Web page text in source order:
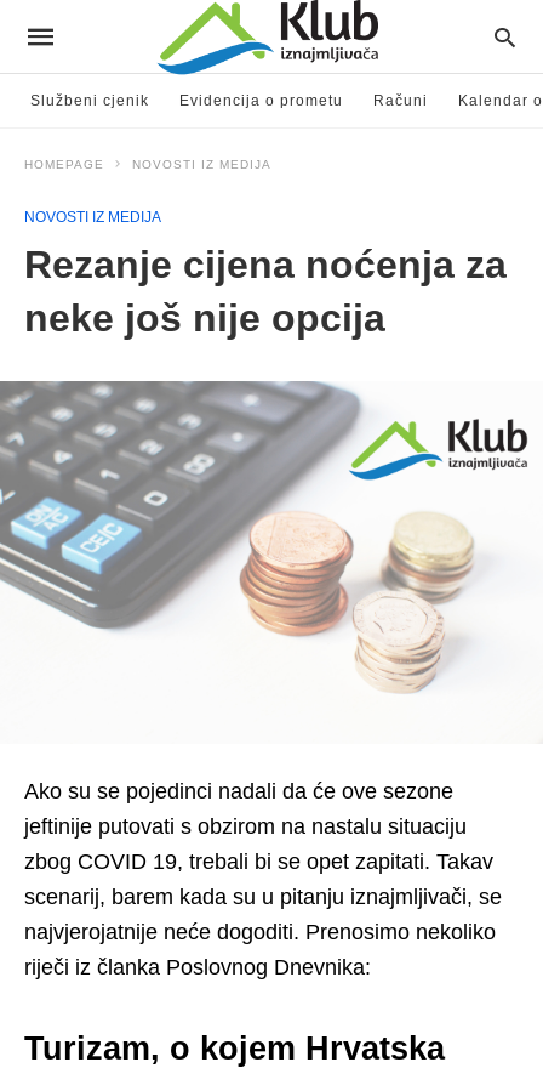
Službeni cjenik Evidencija o prometu Računi Kalendar
HOMEPAGE NOVOSTI IZ MEDIJA
NOVOSTI IZ MEDIJA
Rezanje cijena noćenja za
neke još nije opcija
Ako su se pojedinci nadali da će ove sezone
jeftinije putovati s obzirom na nastalu situaciju
zbog COVID 19, trebali bi se opet zapitati. Takav
scenarij, barem kada su u pitanju iznajmljivači, se
najvjerojatnije neće dogoditi. Prenosimo nekoliko
riječi iz članka Poslovnog Dnevnika:
Turizam, o kojem Hrvatska